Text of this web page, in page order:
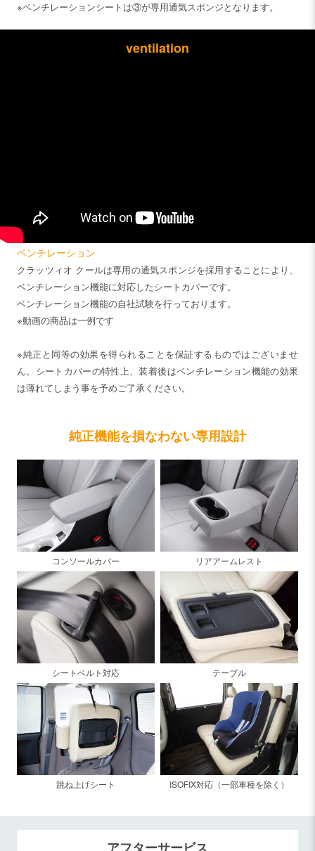
※ベンチレーションシートは③が専用通気スポンジとなります。
ventilation
ベンチレーション
クラッツィオ クールは専用の通気スポンジを採用することにより、
ベンチレーション機能に対応したシートカバーです。
ベンチレーション機能の自社試験を行っております。
※動画の商品は一例です
※純正と同等の効果を得られることを保証するものではございませ
ん。シートカバーの特性上、装着後はベンチレーション機能の効果
は薄れてしまう事を予めご了承ください。
純正機能を損なわない専用設計
コンソールカバー リアアームレスト
シートベルト対応 テーブル
跳ね上げシート ISOFIX対応（一部車種を除く）
アフターサービス